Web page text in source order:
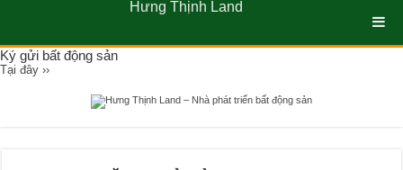
Ký gửi bất động sản
Tại đây ››
Hưng Thịnh Land